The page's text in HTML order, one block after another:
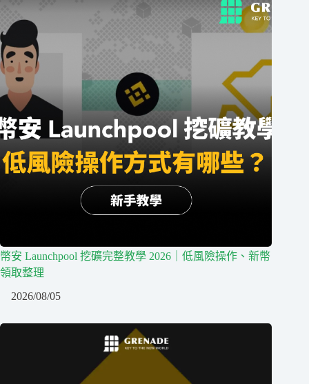
幣安 Launchpool 挖礦完整教學 2026｜低風險操作、新幣
領取整理
2026/08/05